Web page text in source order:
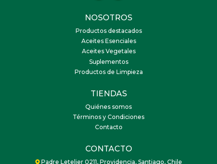
NOSOTROS
Productos destacados
Aceites Esenciales
Aceites Vegetales
Suplementos
Productos de Limpieza
TIENDAS
Quiénes somos
Términos y Condiciones
Contacto
CONTACTO
Padre Letelier 0211, Providencia, Santiago, Chile